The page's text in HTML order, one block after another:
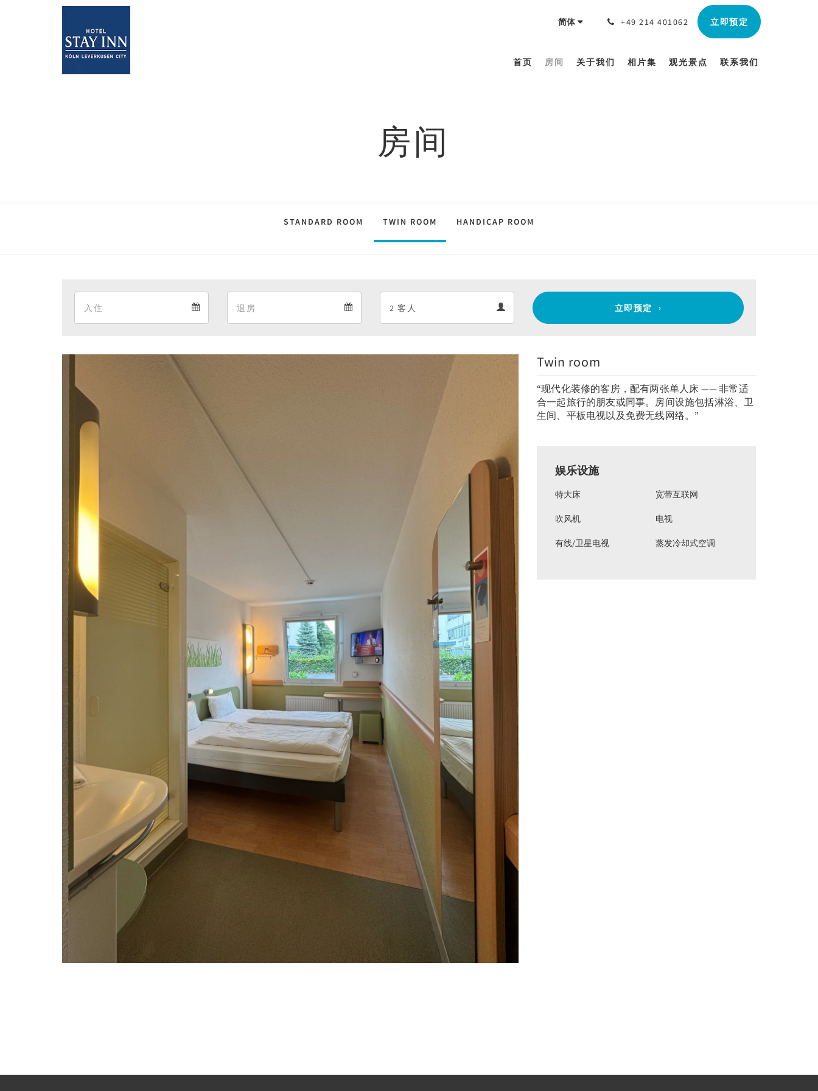
简体 +49 214 401062 立即预定
首页 房间 关于我们 相片集 观光景点 联系我们
房间
STANDARD ROOM TWIN ROOM HANDICAP ROOM
立即预定
Twin room
“现代化装修的客房，配有两张单人床 —— 非常适
合一起旅行的朋友或同事。房间设施包括淋浴、卫
生间、平板电视以及免费无线网络。”
娱乐设施
特大床 宽带互联网
吹风机 电视
有线/卫星电视 蒸发冷却式空调